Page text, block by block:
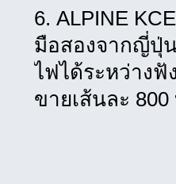
6. ALPINE
มือสองจากญี่ปุ่
ไฟได้ระหว่างฟั
ขายเส้นละ